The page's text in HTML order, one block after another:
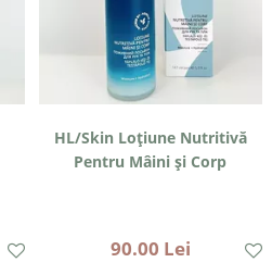
HL/Skin Loțiune Nutritivă
Pentru Mâini și Corp
90.00 Lei